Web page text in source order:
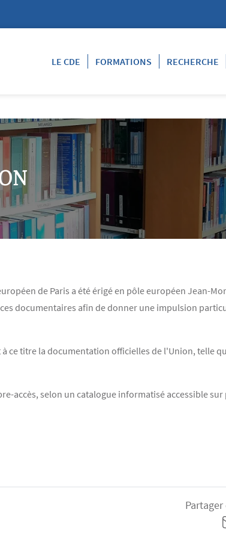
LE CDE
FORMATIONS RECHERCHE
de Paris a été érigé en pôle européen Jean-
documentaires afin de donner une impulsion
ce titre la documentation officielles de l'Union, telle
accès, selon un catalogue informatisé accessible sur